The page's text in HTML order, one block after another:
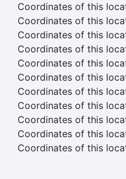
Coordinates of this
Coordinates of this
Coordinates of this
Coordinates of this
Coordinates of this
Coordinates of this
Coordinates of this
Coordinates of this
Coordinates of this
Coordinates of this
Coordinates of this